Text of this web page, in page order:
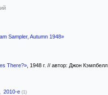
Sampler, Autumn 1948»
There?», 1948 г. // автор: Джон Кэмпбелл
2010-е (1)